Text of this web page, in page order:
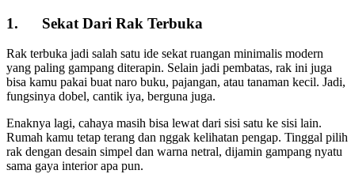
1. Sekat Dari Rak Terbuka
Rak terbuka jadi salah satu ide sekat ruangan minimalis modern
yang paling gampang diterapin. Selain jadi pembatas, rak ini juga
bisa kamu pakai buat naro buku, pajangan, atau tanaman kecil. Jadi,
fungsinya dobel, cantik iya, berguna juga.
Enaknya lagi, cahaya masih bisa lewat dari sisi satu ke sisi lain.
Rumah kamu tetap terang dan nggak kelihatan pengap. Tinggal pilih
rak dengan desain simpel dan warna netral, dijamin gampang nyatu
sama gaya interior apa pun.